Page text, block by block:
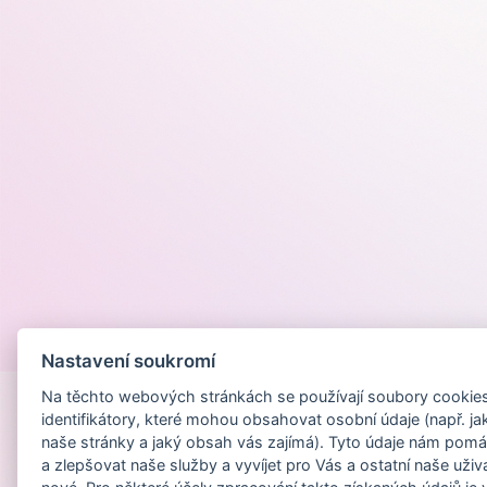
Nastavení soukromí
Na těchto webových stránkách se používají soubory
identifikátory, které mohou obsahovat osobní údaje (např.
naše stránky a jaký obsah vás zajímá). Tyto údaje nám
a zlepšovat naše služby a vyvíjet pro Vás a ostatní naše